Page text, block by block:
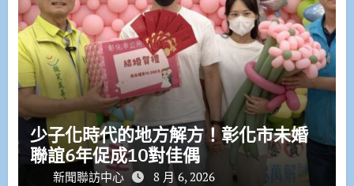
少子化時代的地方解方！彰化市未婚
聯誼6年促成10對佳偶
新聞聯訪中心 8 月 6, 2026